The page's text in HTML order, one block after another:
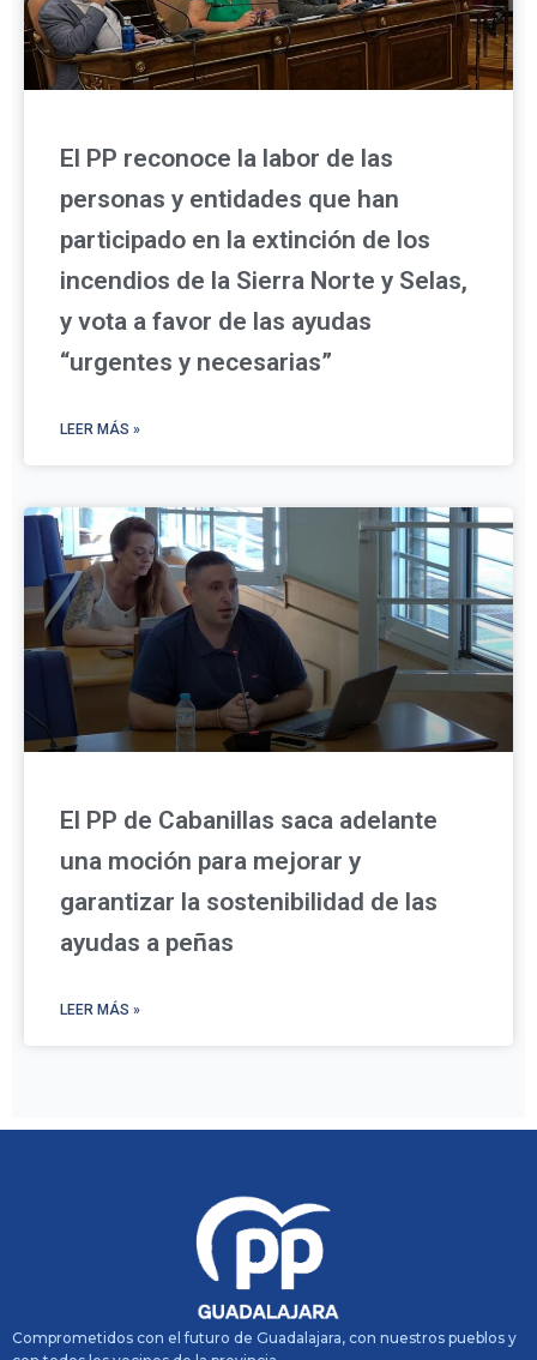
El PP reconoce la labor de las
personas y entidades que han
participado en la extinción de los
incendios de la Sierra Norte y Selas,
y vota a favor de las ayudas
“urgentes y necesarias”
LEER MÁS »
El PP de Cabanillas saca adelante
una moción para mejorar y
garantizar la sostenibilidad de las
ayudas a peñas
LEER MÁS »
Comprometidos con el futuro de Guadalajara, con nuestros pueblos y